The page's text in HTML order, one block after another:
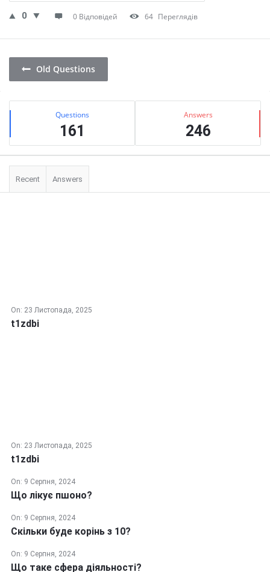
0 0 Відповідей 64 Переглядів
Old Questions
Сидіння
Stats Questions
161
Answers
246
Recent Answers
On: 23 Листопада, 2025
t1zdbi
On: 23 Листопада, 2025
t1zdbi
On: 9 Серпня, 2024
Що лікує пшоно?
On: 9 Серпня, 2024
Скільки буде корінь з 10?
On: 9 Серпня, 2024
Що таке сфера діяльності?